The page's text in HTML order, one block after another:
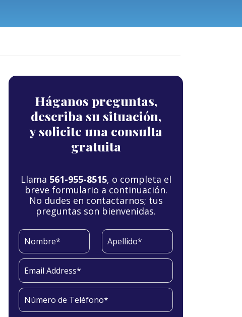
Háganos preguntas,
describa su situación,
y solicite una consulta
gratuita
Llama 561-955-8515, o completa el
breve formulario a continuación.
No dudes en contactarnos; tus
preguntas son bienvenidas.